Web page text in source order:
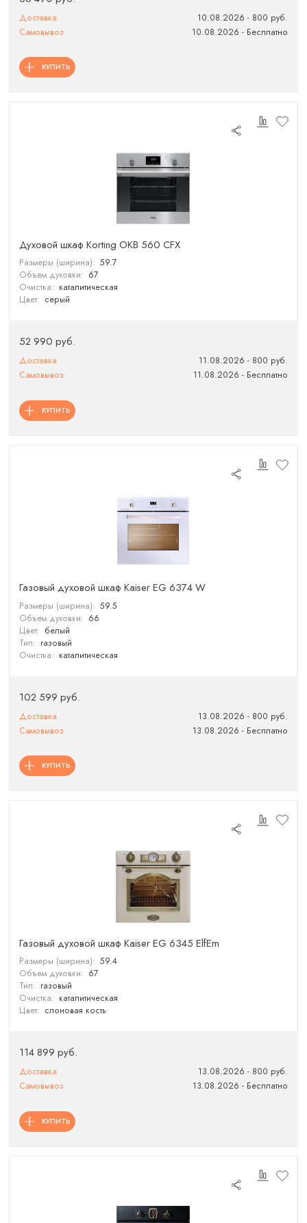
Доставка
10.08.2026 - 800 руб.
Самовывоз
10.08.2026 - Бесплатно
КУПИТЬ
Духовой шкаф Korting OKB 560 CFX
Размеры (ширина): 59.7
Объем духовки: 67
Очистка: каталитическая
Цвет: серый
52 990 руб.
Доставка
11.08.2026 - 800 руб.
Самовывоз
11.08.2026 - Бесплатно
КУПИТЬ
Газовый духовой шкаф Kaiser EG 6374 W
Размеры (ширина): 59.5
Объем духовки: 66
Цвет: белый
Тип: газовый
Очистка: каталитическая
102 599 руб.
Доставка
13.08.2026 - 800 руб.
Самовывоз
13.08.2026 - Бесплатно
КУПИТЬ
Газовый духовой шкаф Kaiser EG 6345 ElfEm
Размеры (ширина): 59.4
Объем духовки: 67
Тип: газовый
Очистка: каталитическая
Цвет: слоновая кость
114 899 руб.
Доставка
13.08.2026 - 800 руб.
Самовывоз
13.08.2026 - Бесплатно
КУПИТЬ